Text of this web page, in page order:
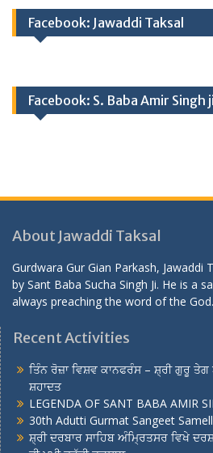
Facebook: Jawaddi Taksal
Facebook: S. Baba Amir Singh ji
About Jawaddi Taksal
Gurdwara Gur Gian Parkash, Jawaddi
by Sant Baba Sucha Singh Ji. He is a
always preaching the word of the God.
Recent Activities
ਤਿੰਨ ਰੋਜ਼ਾ ਵਿਸ਼ਵ ਕਾਨਫਰੰਸ – ਸ਼੍ਰੀ ਗੁਰੂ ਤੇਗ
ਸ਼ਹਾਦਤ
LEGENDA OF SANT BABA AMIR
30th Adutti Gurmat Sangeet
ਸ਼੍ਰੀ ਦਰਬਾਰ ਸਾਹਿਬ ਅੰਮ੍ਰਿਤਸਰ ਵਿਖੇ